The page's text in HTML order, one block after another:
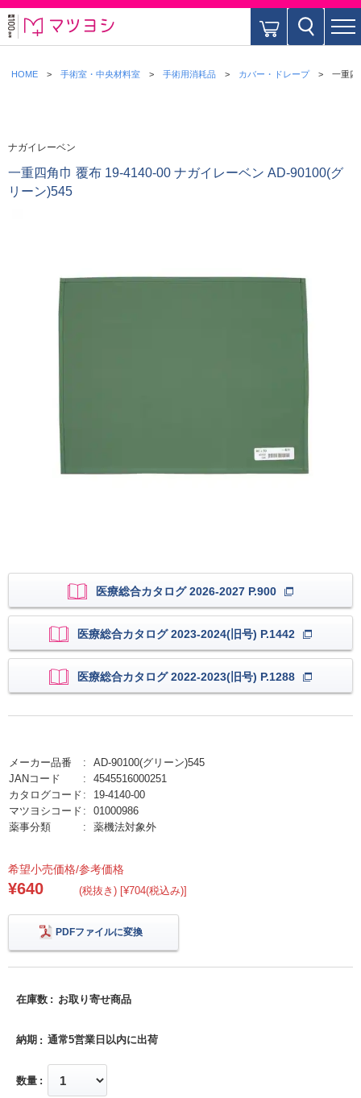
HOME 手術室・中央材料室 手術用消耗品 カバー・ドレープ 一重四
ナガイレーベン
一重四角巾 覆布 19-4140-00 ナガイレーベン AD-90100(グ
リーン)545
医療総合カタログ 2026-2027 P.900
医療総合カタログ 2023-2024(旧号) P.1442
医療総合カタログ 2022-2023(旧号) P.1288
メーカー品番
AD-90100(グリーン)545
JANコード
4545516000251
カタログコード
19-4140-00
マツヨシコード
01000986
薬事分類
薬機法対象外
希望小売価格/参考価格
¥640 (税抜き) [¥704(税込み)]
PDFファイルに変換
在庫数 お取り寄せ商品
納期 通常5営業日以内に出荷
数量